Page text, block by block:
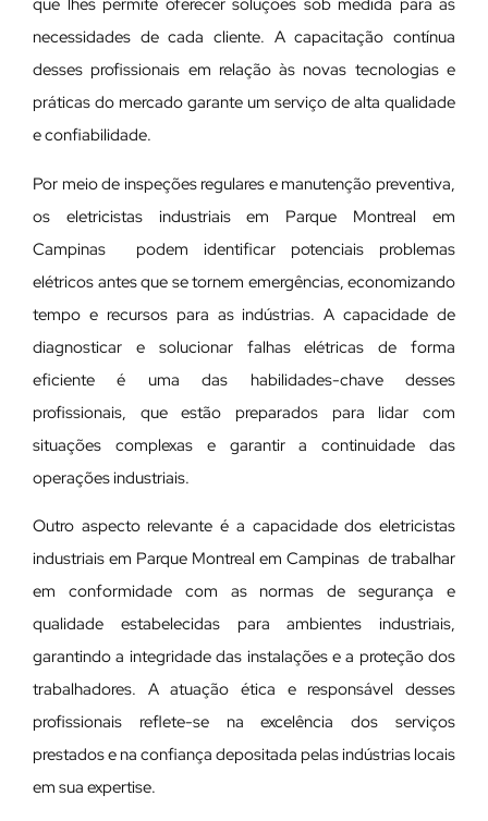
que lhes permite oferecer soluções sob medida para as
necessidades de cada cliente. A capacitação contínua
desses profissionais em relação às novas tecnologias e
práticas do mercado garante um serviço de alta qualidade
e confiabilidade.
Por meio de inspeções regulares e manutenção preventiva,
os eletricistas industriais em Parque Montreal em
Campinas podem identificar potenciais problemas
elétricos antes que se tornem emergências, economizando
tempo e recursos para as indústrias. A capacidade de
diagnosticar e solucionar falhas elétricas de forma
eficiente é uma das habilidades-chave desses
profissionais, que estão preparados para lidar com
situações complexas e garantir a continuidade das
operações industriais.
Outro aspecto relevante é a capacidade dos eletricistas
industriais em Parque Montreal em Campinas de trabalhar
em conformidade com as normas de segurança e
qualidade estabelecidas para ambientes industriais,
garantindo a integridade das instalações e a proteção dos
trabalhadores. A atuação ética e responsável desses
profissionais reflete-se na excelência dos serviços
prestados e na confiança depositada pelas indústrias locais
em sua expertise.